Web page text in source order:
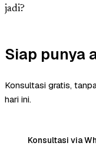
jadi?
Siap punya
Konsultasi gratis,
hari ini.
Konsultasi via